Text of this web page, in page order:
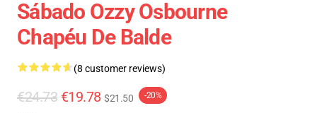
Sábado Ozzy Osbourne
Chapéu De Balde
(8 customer reviews)
€24.73 €19.78 $21.50 -20%